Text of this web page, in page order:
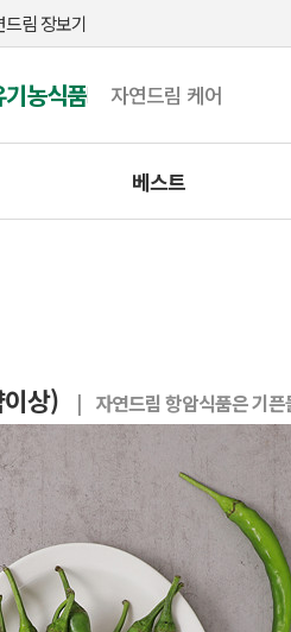
드림 장보기
농식품 자연드림 케어
베스트
상) | 자연드림 항암식품은 기픈